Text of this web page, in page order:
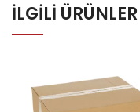
İLGILI ÜRÜNLER